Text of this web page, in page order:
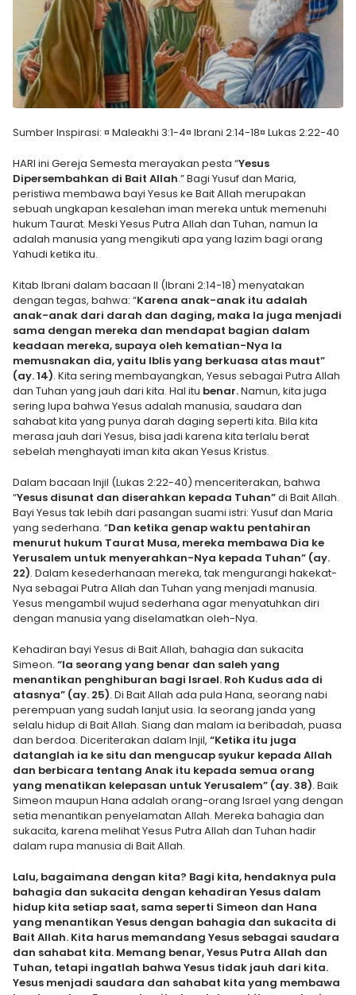
Sumber Inspirasi: ¤ Maleakhi 3:1-4¤ Ibrani 2:14-18¤ Lukas 2:22-40
HARI ini Gereja Semesta merayakan pesta “Yesus
Dipersembahkan di Bait Allah.” Bagi Yusuf dan Maria,
peristiwa membawa bayi Yesus ke Bait Allah merupakan
sebuah ungkapan kesalehan iman mereka untuk memenuhi
hukum Taurat. Meski Yesus Putra Allah dan Tuhan, namun Ia
adalah manusia yang mengikuti apa yang lazim bagi orang
Yahudi ketika itu.
Kitab Ibrani dalam bacaan II (Ibrani 2:14-18) menyatakan
dengan tegas, bahwa: “Karena anak-anak itu adalah
anak-anak dari darah dan daging, maka Ia juga menjadi
sama dengan mereka dan mendapat bagian dalam
keadaan mereka, supaya oleh kematian-Nya Ia
memusnakan dia, yaitu Iblis yang berkuasa atas maut”
(ay. 14). Kita sering membayangkan, Yesus sebagai Putra Allah
dan Tuhan yang jauh dari kita. Hal itu benar.Namun, kita juga
sering lupa bahwa Yesus adalah manusia, saudara dan
sahabat kita yang punya darah daging seperti kita. Bila kita
merasa jauh dari Yesus, bisa jadi karena kita terlalu berat
sebelah menghayati iman kita akan Yesus Kristus.
Dalam bacaan Injil (Lukas 2:22-40) menceriterakan, bahwa
“Yesus disunat dan diserahkan kepada Tuhan”di Bait Allah.
Bayi Yesus tak lebih dari pasangan suami istri: Yusuf dan Maria
yang sederhana. “Dan ketika genap waktu pentahiran
menurut hukum Taurat Musa, mereka membawa Dia ke
Yerusalem untuk menyerahkan-Nya kepada Tuhan” (ay.
22). Dalam kesederhanaan mereka, tak mengurangi hakekat-
Nya sebagai Putra Allah dan Tuhan yang menjadi manusia.
Yesus mengambil wujud sederhana agar menyatuhkan diri
dengan manusia yang diselamatkan oleh-Nya.
Kehadiran bayi Yesus di Bait Allah, bahagia dan sukacita
Simeon. “Ia seorang yang benar dan saleh yang
menantikan penghiburan bagi Israel. Roh Kudus ada di
atasnya” (ay. 25). Di Bait Allah ada pula Hana, seorang nabi
perempuan yang sudah lanjut usia. Ia seorang janda yang
selalu hidup di Bait Allah. Siang dan malam ia beribadah, puasa
dan berdoa. Diceriterakan dalam Injil, “Ketika itu juga
datanglah ia ke situ dan mengucap syukur kepada Allah
dan berbicara tentang Anak itu kepada semua orang
yang menatikan kelepasan untuk Yerusalem” (ay. 38). Baik
Simeon maupun Hana adalah orang-orang Israel yang dengan
setia menantikan penyelamatan Allah. Mereka bahagia dan
sukacita, karena melihat Yesus Putra Allah dan Tuhan hadir
dalam rupa manusia di Bait Allah.
Lalu, bagaimana dengan kita? Bagi kita, hendaknya pula
bahagia dan sukacita dengan kehadiran Yesus dalam
hidup kita setiap saat, sama seperti Simeon dan Hana
yang menantikan Yesus dengan bahagia dan sukacita di
Bait Allah. Kita harus memandang Yesus sebagai saudara
dan sahabat kita. Memang benar, Yesus Putra Allah dan
Tuhan, tetapi ingatlah bahwa Yesus tidak jauh dari kita.
Yesus menjadi saudara dan sahabat kita yang membawa